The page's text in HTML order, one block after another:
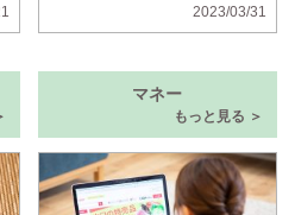
回答 年金が不十分、ボケそ
う、の声
2023/03/31
マネー
もっと見る ＞